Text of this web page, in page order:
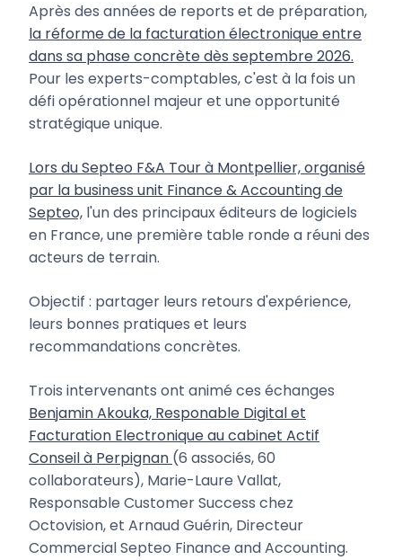
Après des années de reports et de préparation,
la réforme de la facturation électronique entre
dans sa phase concrète dès septembre 2026.
Pour les experts-comptables, c'est à la fois un
défi opérationnel majeur et une opportunité
stratégique unique.
Lors du Septeo F&A Tour à Montpellier, organisé
par la business unit Finance & Accounting de
Septeo, l'un des principaux éditeurs de logiciels
en France, une première table ronde a réuni des
acteurs de terrain.
Objectif : partager leurs retours d'expérience,
leurs bonnes pratiques et leurs
recommandations concrètes.
Trois intervenants ont animé ces échanges
Benjamin Akouka, Responable Digital et
Facturation Electronique au cabinet Actif
Conseil à Perpignan (6 associés, 60
collaborateurs), Marie-Laure Vallat,
Responsable Customer Success chez
Octovision, et Arnaud Guérin, Directeur
Commercial Septeo Finance and Accounting.